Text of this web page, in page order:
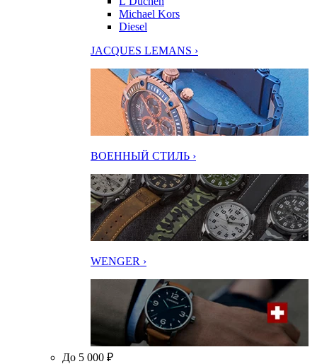
Michael Kors
Diesel
JACQUES LEMANS ›
ВОЕННЫЙ СТИЛЬ ›
WENGER ›
До 5 000 ₽